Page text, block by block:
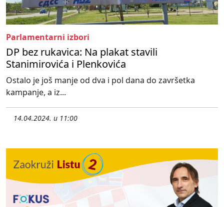
Parlamentarni izbori
DP bez rukavica: Na plakat stavili
Stanimirovića i Plenkovića
Ostalo je još manje od dva i pol dana do završetka
kampanje, a iz...
14.04.2024. u 11:00